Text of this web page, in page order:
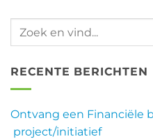
RECENTE BERICHTEN
Ontvang een Financiële
project/initiatief